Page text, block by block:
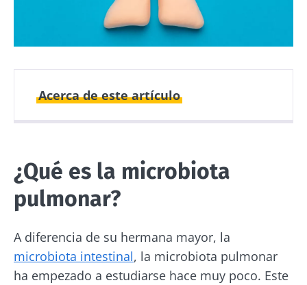
Acerca de este artículo
17 Agosto 2021
07 Febrero 2025
¿Qué es la microbiota
pulmonar?
A diferencia de su hermana mayor, la
microbiota intestinal, la microbiota pulmonar
ha empezado a estudiarse hace muy poco. Este